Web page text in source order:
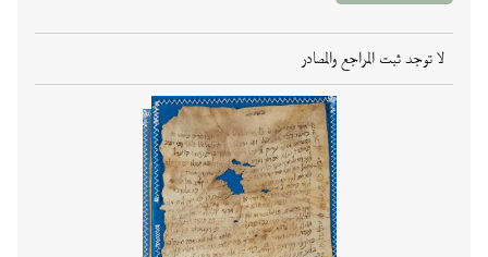
لا توجد ثبت المراجع والمصادر